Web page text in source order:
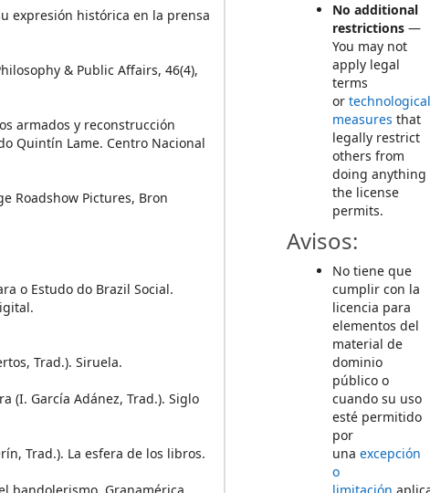
expresión histórica en la prensa
& Public Affairs, 46(4),
armados y reconstrucción
Quintín Lame. Centro Nacional
Roadshow Pictures, Bron
o Estudo do Brazil Social.
Trad.). Siruela.
(I. García Adánez, Trad.). Siglo
Trad.). La esfera de los libros.
No additional
restrictions —
You may not
apply legal
terms
or
measures that
legally restrict
others from
doing anything
the license
permits.
Avisos:
No tiene que
cumplir con la
licencia para
elementos del
material de
dominio
público o
cuando su uso
esté permitido
por
unaexcepción
o